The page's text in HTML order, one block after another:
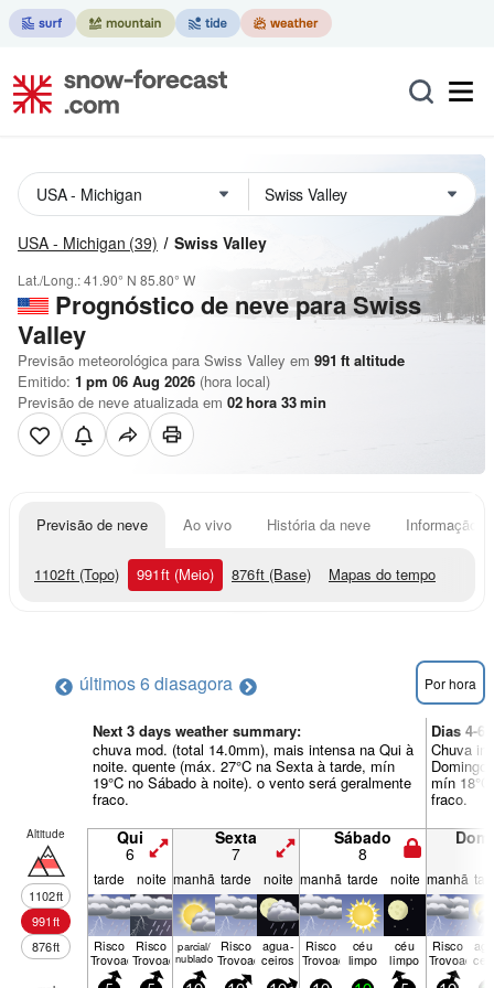
USA - Michigan (39) Swiss Valley
Lat./Long.:41.90° N 85.80° W
Prognóstico de neve para Swiss
Valley
Previsão meteorológica para Swiss Valley em 991 ft altitude
Emitido: 1 pm 06 Aug 2026 (hora local)
Previsão de neve atualizada em 02hora 33min
Previsão de neve Ao vivo História da neve Informação
1102ft (Topo) 991ft (Meio) 876ft (Base) Mapas do tempo
últimos 6 diasagora Por hora
Next 3 days weather summary:
chuva mod. (total 14.0mm), mais intensa na Qui à
noite. quente (máx. 27°C na Sexta à tarde, mín
19°C no Sábado à noite). o vento será geralmente
fraco.
Dias 4-6
Chuva
Domingo
mín
fraco.
Altitude
1102ft
991ft
876ft
Qui
6
Sexta
7
Sábado
8
tarde noite manhã tarde noite manhã tarde noite manhã
Risco
Trovoada
Risco
Trovoada
parcial/
nublado
Risco
Trovoada
agua­
ceiros
Risco
Trovoada
céu
limpo
céu
limpo
Risco
Trovoada